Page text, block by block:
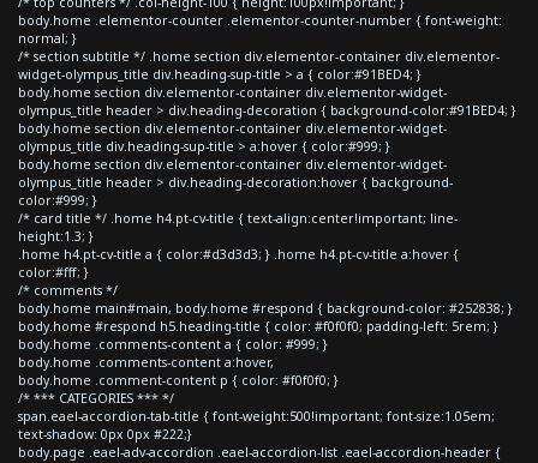
body.home .elementor-counter .elementor-counter-number { font-weight:
normal; }
/* section subtitle */ .home section div.elementor-container div.elementor-
widget-olympus_title div.heading-sup-title > a { color:#91BED4; }
body.home section div.elementor-container div.elementor-widget-
olympus_title header > div.heading-decoration { background-color:#91BED4; }
body.home section div.elementor-container div.elementor-widget-
olympus_title div.heading-sup-title > a:hover { color:#999; }
body.home section div.elementor-container div.elementor-widget-
olympus_title header > div.heading-decoration:hover { background-
color:#999; }
/* card title */ .home h4.pt-cv-title { text-align:center!important; line-
height:1.3; }
.home h4.pt-cv-title a { color:#d3d3d3; } .home h4.pt-cv-title a:hover {
color:#fff; }
/* comments */
body.home main#main, body.home #respond { background-color: #252838; }
body.home #respond h5.heading-title { color: #f0f0f0; padding-left: 5rem; }
body.home .comments-content a { color: #999; }
body.home .comments-content a:hover,
body.home .comment-content p { color: #f0f0f0; }
/* *** CATEGORIES *** */
span.eael-accordion-tab-title { font-weight:500!important; font-size:1.05em;
text-shadow: 0px 0px #222;}
body.page .eael-adv-accordion .eael-accordion-list .eael-accordion-header {